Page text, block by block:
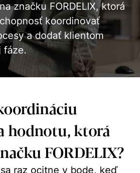
značku FORDELIX, ktorá
koordinovať
a dodať klientom
fáze.
hodnotu, ktorá
FORDELIX?
raz ocitne v bode, keď